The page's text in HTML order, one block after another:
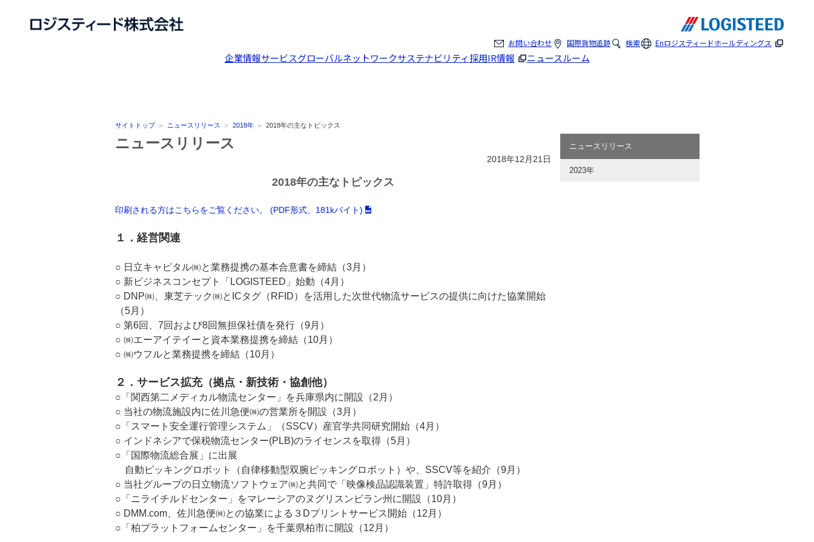
企業情報サービスグローバルネットワークサステナビリティ採用IR情報 ニュースルーム
お問い合わせ 国際貨物追跡 検索 Enロジスティードホールディングス
サイトトップ ニュースリリース 2018年 2018年の主なトピックス
ニュースリリース
2018年12月21日
2018年の主なトピックス
印刷される方はこちらをご覧ください。 (PDF形式、181kバイト)
１．経営関連
○ 日立キャピタル㈱と業務提携の基本合意書を締結（3月）
○ 新ビジネスコンセプト「LOGISTEED」始動（4月）
○ DNP㈱、東芝テック㈱とICタグ（RFID）を活用した次世代物流サービスの提供に向けた協業開始
（5月）
○ 第6回、7回および8回無担保社債を発行（9月）
○ ㈱エーアイテイーと資本業務提携を締結（10月）
○ ㈱ウフルと業務提携を締結（10月）
２．サービス拡充（拠点・新技術・協創他）
○「関西第二メディカル物流センター」を兵庫県内に開設（2月）
○ 当社の物流施設内に佐川急便㈱の営業所を開設（3月）
○「スマート安全運行管理システム」（SSCV）産官学共同研究開始（4月）
○ インドネシアで保税物流センター(PLB)のライセンスを取得（5月）
○「国際物流総合展」に出展
自動ピッキングロボット（自律移動型双腕ピッキングロボット）や、SSCV等を紹介（9月）
○ 当社グループの日立物流ソフトウェア㈱と共同で「映像検品認識装置」特許取得（9月）
○「ニライチルドセンター」をマレーシアのヌグリスンビラン州に開設（10月）
○ DMM.com、佐川急便㈱との協業による３Dプリントサービス開始（12月）
○「柏プラットフォームセンター」を千葉県柏市に開設（12月）
ニュースリリース
2023年